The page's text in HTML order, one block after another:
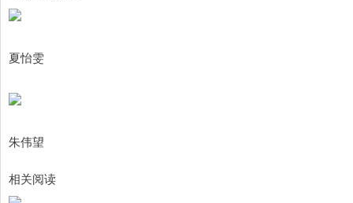
夏怡雯
朱伟望
相关阅读